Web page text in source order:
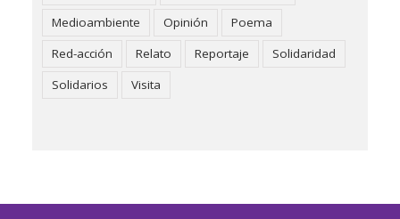
Medioambiente
Opinión
Poema
Red-acción
Relato Reportaje
Solidaridad
Solidarios
Visita